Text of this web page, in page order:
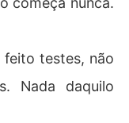
feito testes, não
Nada daquilo